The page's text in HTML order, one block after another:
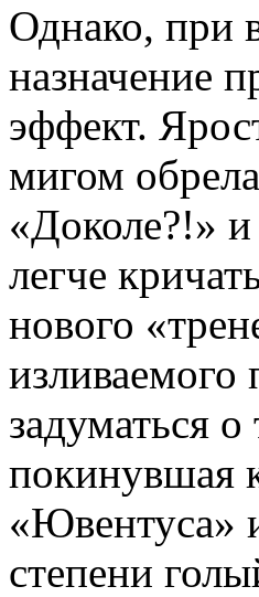
Однако, при
назначение
эффект.
мигом
«Доколе?!» и
легче
нового
изливаемого
задуматься
покинувшая
«Ювентуса»
степени